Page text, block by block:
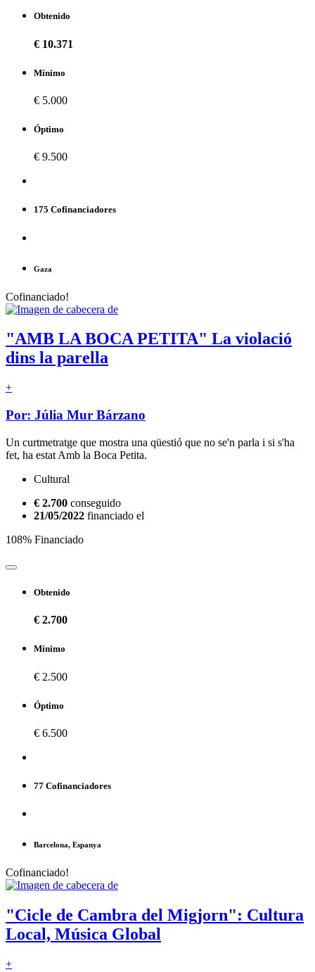
Obtenido
€ 10.371
Mínimo
€ 5.000
Óptimo
€ 9.500
175 Cofinanciadores
Gaza
Cofinanciado!
"AMB LA BOCA PETITA" La violació
dins la parella
+
Por: Júlia Mur Bárzano
Un curtmetratge que mostra una qüestió que no se'n parla i si s'ha
fet, ha estat Amb la Boca Petita.
Cultural
€ 2.700 conseguido
21/05/2022 financiado el
108% Financiado
Obtenido
€ 2.700
Mínimo
€ 2.500
Óptimo
€ 6.500
77 Cofinanciadores
Barcelona, Espanya
Cofinanciado!
"Cicle de Cambra del Migjorn": Cultura
Local, Música Global
+